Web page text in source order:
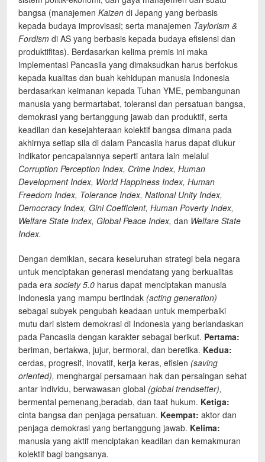
bangsa (manajemen Kaizen di Jepang yang berbasis
kepada budaya improvisasi; serta manajemen Taylorism &
Fordism di AS yang berbasis kepada budaya efisiensi dan
produktifitas). Berdasarkan kelima premis ini maka
implementasi Pancasila yang dimaksudkan harus berfokus
kepada kualitas dan buah kehidupan manusia Indonesia
berdasarkan keimanan kepada Tuhan YME, pembangunan
manusia yang bermartabat, toleransi dan persatuan bangsa,
demokrasi yang bertanggung jawab dan produktif, serta
keadilan dan kesejahteraan kolektif bangsa dimana pada
akhirnya setiap sila di dalam Pancasila harus dapat diukur
indikator pencapaiannya seperti antara lain melalui
Corruption Perception Index, Crime Index, Human
Development Index, World Happiness Index, Human
Freedom Index, Tolerance Index, National Unity Index,
Democracy Index, Gini Coefficient, Human Poverty Index,
Welfare State Index, Global Peace Index, dan Welfare State
Index.
Dengan demikian, secara keseluruhan strategi bela negara
untuk menciptakan generasi mendatang yang berkualitas
pada era society 5.0 harus dapat menciptakan manusia
Indonesia yang mampu bertindak (acting generation)
sebagai subyek pengubah keadaan untuk memperbaiki
mutu dari sistem demokrasi di Indonesia yang berlandaskan
pada Pancasila dengan karakter sebagai berikut. Pertama:
beriman, bertakwa, jujur, bermoral, dan beretika. Kedua:
cerdas, progresif, inovatif, kerja keras, efisien (saving
oriented), menghargai persamaan hak dan persaingan sehat
antar individu, berwawasan global (global trendsetter),
bermental pemenang,beradab, dan taat hukum. Ketiga:
cinta bangsa dan penjaga persatuan. Keempat: aktor dan
penjaga demokrasi yang bertanggung jawab. Kelima:
manusia yang aktif menciptakan keadilan dan kemakmuran
kolektif bagi bangsanya.